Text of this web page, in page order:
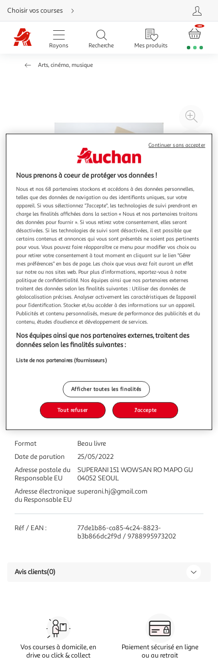
Aller
directement
au
contenu
Aller
directement
Aller
d'aide
Choisir vos courses
Rayons Recherche Mes produits
Arts, cinéma, musique
à
2007 SKETCH COLLECTION, Kim Jung-gi
Le 2007 est le premier sketchbook que Kim Jun Gi a publié
et vraiment... . il est im-pre-ssio-nant ! C'est un format un
peu plus petit que les suivants (environ 21 x 15 x 4. 5 cm),
par contre, il fait 1002 pages et pèse plus d'un kilo. Il est
livré dans un étui en carton qui le protège et lui sert
En savoir +
Vous voulez connaître le prix de ce produit ?
Afficher le prix
Caractéristiques
Format
Beau livre
Date de parution
25/05/2022
Adresse postale du
Responsable EU
SUPERANI 151 WOWSAN RO MAPO GU
04052 SEOUL
Adresse électronique
du Responsable EU
superani.hj@gmail.com
Réf / EAN :
77de1b86-ca85-4c24-8823-
b3b866dc2f9d / 9788995973202
Avis clients(0)
Vos courses à domicile, en
drive ou click & collect
Paiement sécurisé en ligne
ou au retrait
Nous prenons à coeur de protéger vos données !
Nous et nos 68 partenaires stockons et accédons à des données personnelles,
telles que des données de navigation ou des identifiants uniques, sur votre
appareil. Si vous sélectionnez "J'accepte", les technologies de suivi prendront en
charge les finalités affichées dans la section « Nous et nos partenaires traitons
des données pour fournir ». Si vous retirez votre consentement, elles seront
désactivées. Si les technologies de suivi sont désactivées, il est possible que
certains contenus et annonces qui vous sont présentés ne soient pas pertinents
pour vous. Vous pouvez faire réapparaître ce menu pour modifier vos choix ou
pour retirer votre consentement à tout moment en cliquant sur le lien "Gérer
mes préférences" en bas de page. Les choix que vous avez fait auront un effet
sur notre ou nos sites web. Pour plus d’informations, reportez-vous à notre
politique de confidentialité. Nos équipes ainsi que nos partenaires externes
traitent des données selon les finalités suivantes : Utiliser des données de
géolocalisation précises. Analyser activement les caractéristiques de l’appareil
pour l’identification. Stocker et/ou accéder à des informations sur un appareil.
Publicités et contenu personnalisés, mesure de performance des publicités et du
contenu, études d’audience et développement de services.
Nos équipes ainsi que nos partenaires externes, traitent des
données selon les finalités suivantes :
Liste de nos partenaires (fournisseurs)
Afficher toutes les finalités
Tout refuser J'accepte
Continuer sans accepter